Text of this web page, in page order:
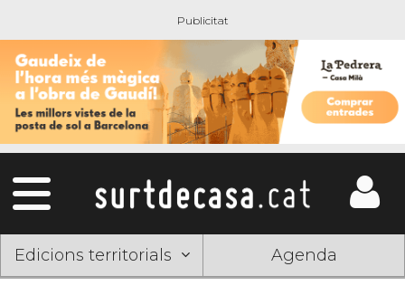
Edicions territorials Agenda